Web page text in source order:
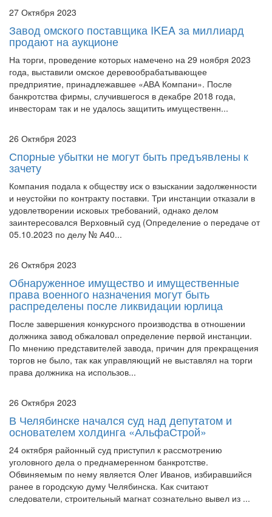
27 Октября 2023
Завод омского поставщика IKEA за миллиард
продают на аукционе
На торги, проведение которых намечено на 29 ноября 2023
года, выставили омское деревообрабатывающее
предприятие, принадлежавшее «АВА Компани». После
банкротства фирмы, случившегося в декабре 2018 года,
инвесторам так и не удалось защитить имущественн...
26 Октября 2023
Спорные убытки не могут быть предъявлены к
зачету
Компания подала к обществу иск о взыскании задолженности
и неустойки по контракту поставки. Три инстанции отказали в
удовлетворении исковых требований, однако делом
заинтересовался Верховный суд (Определение о передаче от
05.10.2023 по делу № А40...
26 Октября 2023
Обнаруженное имущество и имущественные
права военного назначения могут быть
распределены после ликвидации юрлица
После завершения конкурсного производства в отношении
должника завод обжаловал определение первой инстанции.
По мнению представителей завода, причин для прекращения
торгов не было, так как управляющий не выставлял на торги
права должника на использов...
26 Октября 2023
В Челябинске начался суд над депутатом и
основателем холдинга «АльфаСтрой»
24 октября районный суд приступил к рассмотрению
уголовного дела о преднамеренном банкротстве.
Обвиняемым по нему является Олег Иванов, избиравшийся
ранее в городскую думу Челябинска. Как считают
следователи, строительный магнат сознательно вывел из ...